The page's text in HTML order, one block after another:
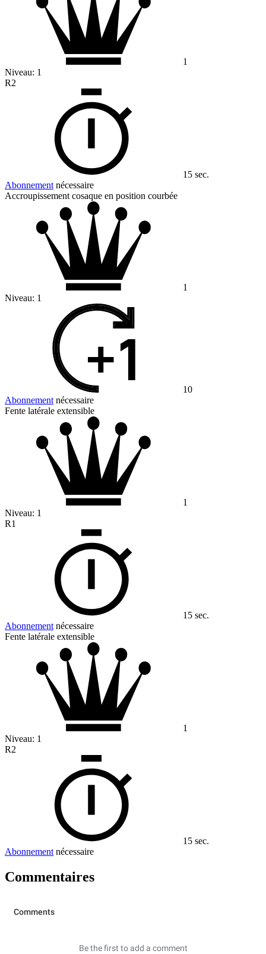
1
Niveau: 1
R2
15 sec.
Abonnement nécessaire
Accroupissement cosaque en position courbée
1
Niveau: 1
10
Abonnement nécessaire
Fente latérale extensible
1
Niveau: 1
R1
15 sec.
Abonnement nécessaire
Fente latérale extensible
1
Niveau: 1
R2
15 sec.
Abonnement nécessaire
Commentaires